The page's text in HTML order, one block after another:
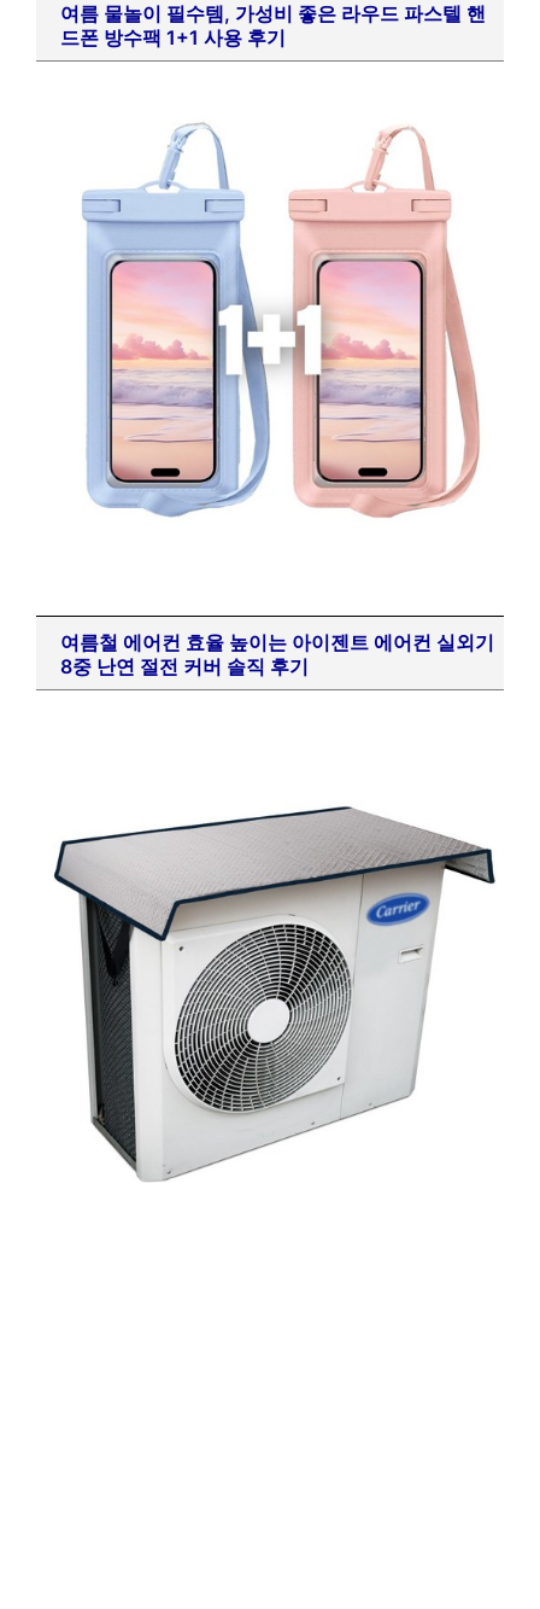
여름 물놀이 필수템, 가성비 좋은 라우드 파스텔 핸
드폰 방수팩 1+1 사용 후기
여름철 에어컨 효율 높이는 아이젠트 에어컨 실외기
8중 난연 절전 커버 솔직 후기